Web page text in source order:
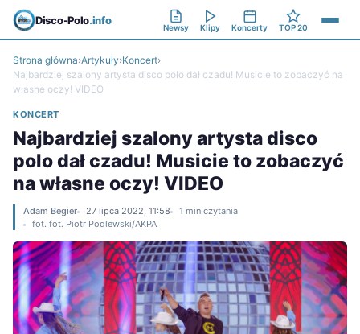
Disco-Polo.info
Newsy Klipy Koncerty TOP 20
Strona główna›Artykuły›Koncert›
Najbardziej szalony artysta disco polo dał czadu! Musicie to zobaczyć na
własne oczy! VIDEO
KONCERT
Najbardziej szalony artysta disco
polo dał czadu! Musicie to zobaczyć
na własne oczy! VIDEO
Adam Begier 27 lipca 2022, 11:58
1 min czytania
fot. fot. Piotr Podlewski/AKPA